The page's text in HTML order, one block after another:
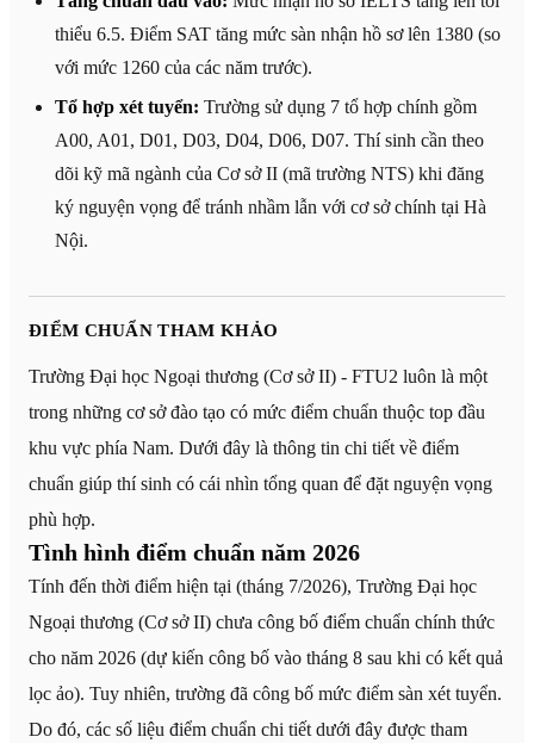
thiểu 6.5. Điểm SAT tăng mức sàn nhận hồ sơ lên 1380 (so
với mức 1260 của các năm trước).
Tổ hợp xét tuyển: Trường sử dụng 7 tổ hợp chính gồm
A00, A01, D01, D03, D04, D06, D07. Thí sinh cần theo
dõi kỹ mã ngành của Cơ sở II (mã trường NTS) khi đăng
ký nguyện vọng để tránh nhầm lẫn với cơ sở chính tại Hà
Nội.
ĐIỂM CHUẨN THAM KHẢO
Trường Đại học Ngoại thương (Cơ sở II) - FTU2 luôn là một
trong những cơ sở đào tạo có mức điểm chuẩn thuộc top đầu
khu vực phía Nam. Dưới đây là thông tin chi tiết về điểm
chuẩn giúp thí sinh có cái nhìn tổng quan để đặt nguyện vọng
phù hợp.
Tình hình điểm chuẩn năm 2026
Tính đến thời điểm hiện tại (tháng 7/2026), Trường Đại học
Ngoại thương (Cơ sở II) chưa công bố điểm chuẩn chính thức
cho năm 2026 (dự kiến công bố vào tháng 8 sau khi có kết quả
lọc ảo). Tuy nhiên, trường đã công bố mức điểm sàn xét tuyển.
Do đó, các số liệu điểm chuẩn chi tiết dưới đây được tham